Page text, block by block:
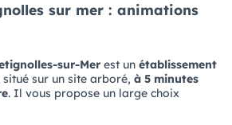
sur mer : animations
sur-Merest un établissement
situé sur un site arboré, à 5 minutes
. Il vous propose un large choix